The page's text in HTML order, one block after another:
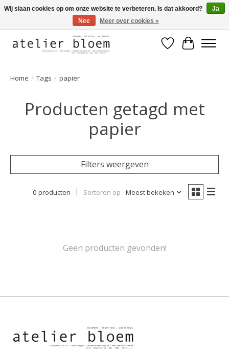
Welkom bij Atelier Bloem
Verlanglijst
Home / Tags / papier
Producten getagd met
papier
Filters weergeven
0 producten Sorteren op Meest bekeken
Geen producten gevonden!
Wij slaan cookies op om onze website te verbeteren. Is dat akkoord?
Ja
Nee
Meer over cookies »